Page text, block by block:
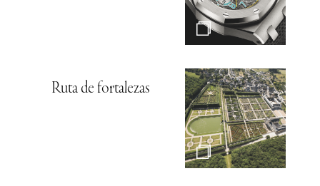
Ruta de fortalezas